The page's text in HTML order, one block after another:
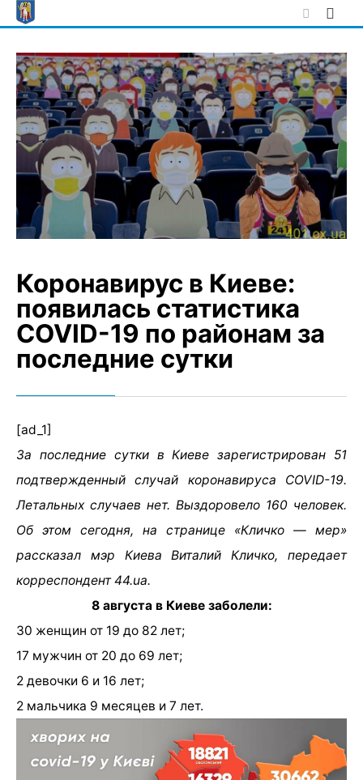
Skip
to
Коронавирус в Киеве:
появилась статистика
COVID-19 по районам за
последние сутки
[ad_1]
За последние сутки в Киеве зарегистрирован 51
подтвержденный случай коронавируса COVID-19.
Летальных случаев нет. Выздоровело 160 человек.
Об этом сегодня, на странице «Кличко — мер»
рассказал мэр Киева Виталий Кличко, передает
корреспондент 44.ua.
8 августа в Киеве заболели:
30 женщин от 19 до 82 лет;
17 мужчин от 20 до 69 лет;
2 девочки 6 и 16 лет;
2 мальчика 9 месяцев и 7 лет.